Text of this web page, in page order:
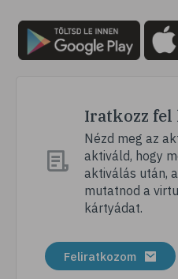
# pszichológia
# hátfájás
#
# megfázás
# influenza
# fertőző betegségek
# köhögés
Iratkozz
Nézd meg az
aktiváld, hogy
aktiválás után,
mutatnod a
kártyádat.
Feliratkozom